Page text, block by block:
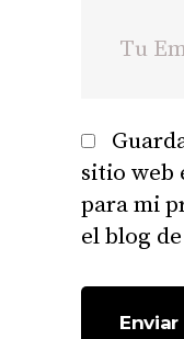
sitio web
para mi
el blog